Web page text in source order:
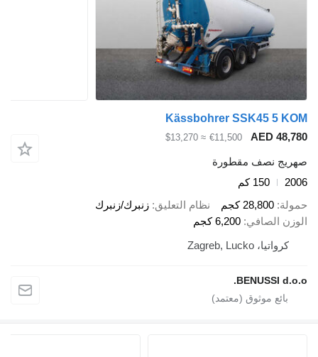
Kässbohrer SSK45 5 KOM
AED 48,780
€11,500
≈ $13,270
صهريج نصف مقطورة
2006
150 كم
حمولة 28,800 كجم نظام التعليق زنبرك/زنبرك
الوزن الصافي 6,200 كجم
كرواتيا، Zagreb, Lucko
BENUSSI d.o.o.